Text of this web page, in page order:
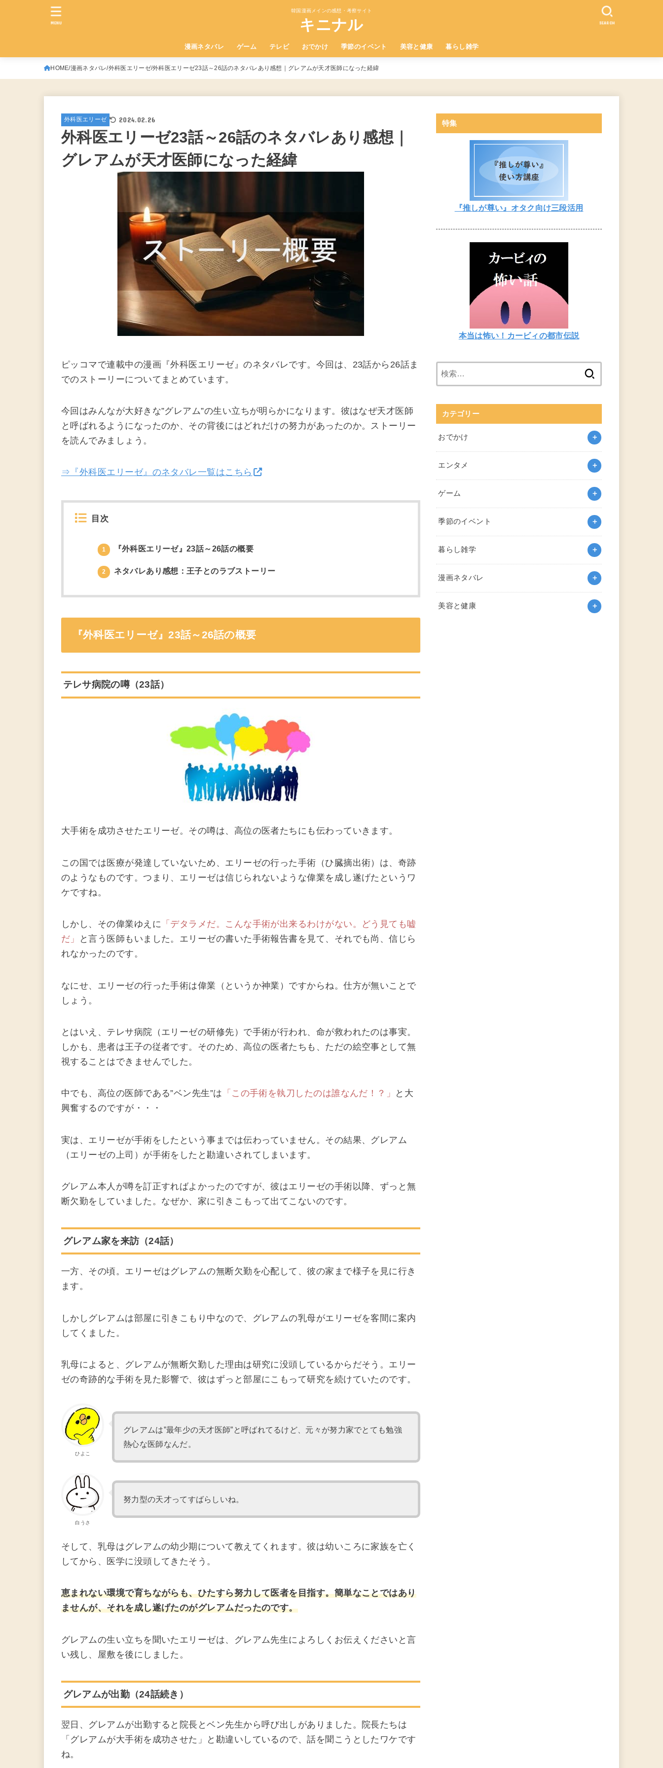
韓国漫画メインの感想・考察サイト
キニナル
漫画ネタバレ ゲーム テレビ おでかけ 季節のイベント 美容と健康 暮らし雑学
SEARCH
MENU
HOME 漫画ネタバレ 外科医エリーゼ 外科医エリーゼ23話～26話のネタバレあり感想｜グレアムが天才医師になった経緯
外科医エリーゼ 2024.02.26
外科医エリーゼ23話～26話のネタバレあり感想｜
グレアムが天才医師になった経緯
ピッコマで連載中の漫画『外科医エリーゼ』のネタバレです。今回は、23話から26話ま
でのストーリーについてまとめています。
今回はみんなが大好きな”グレアム”の生い立ちが明らかになります。彼はなぜ天才医師
と呼ばれるようになったのか、その背後にはどれだけの努力があったのか。ストーリー
を読んでみましょう。
⇒『外科医エリーゼ』のネタバレ一覧はこちら
目次
1 『外科医エリーゼ』23話～26話の概要
2 ネタバレあり感想：王子とのラブストーリー
『外科医エリーゼ』23話～26話の概要
テレサ病院の噂（23話）
大手術を成功させたエリーゼ。その噂は、高位の医者たちにも伝わっていきます。
この国では医療が発達していないため、エリーゼの行った手術（ひ臓摘出術）は、奇跡
のようなものです。つまり、エリーゼは信じられないような偉業を成し遂げたというワ
ケですね。
しかし、その偉業ゆえに 「デタラメだ。こんな手術が出来るわけがない。どう見ても嘘
だ」
と言う医師もいました。エリーゼの書いた手術報告書を見て、それでも尚、信じら
れなかったのです。
なにせ、エリーゼの行った手術は偉業（というか神業）ですからね。仕方が無いことで
しょう。
とはいえ、テレサ病院（エリーゼの研修先）で手術が行われ、命が救われたのは事実。
しかも、患者は王子の従者です。そのため、高位の医者たちも、ただの絵空事として無
視することはできませんでした。
中でも、高位の医師である”ベン先生”は 「この手術を執刀したのは誰なんだ！？」
と大
興奮するのですが・・・
実は、エリーゼが手術をしたという事までは伝わっていません。その結果、グレアム
（エリーゼの上司）が手術をしたと勘違いされてしまいます。
グレアム本人が噂を訂正すればよかったのですが、彼はエリーゼの手術以降、ずっと無
断欠勤をしていました。なぜか、家に引きこもって出てこないのです。
グレアム家を来訪（24話）
一方、その頃。エリーゼはグレアムの無断欠勤を心配して、彼の家まで様子を見に行き
ます。
しかしグレアムは部屋に引きこもり中なので、グレアムの乳母がエリーゼを客間に案内
してくました。
乳母によると、グレアムが無断欠勤した理由は研究に没頭しているからだそう。エリー
ゼの奇跡的な手術を見た影響で、彼はずっと部屋にこもって研究を続けていたのです。
ひよこ
グレアムは”最年少の天才医師”と呼ばれてるけど、元々が努力家でとても勉強
熱心な医師なんだ。
白うさ
努力型の天才ってすばらしいね。
そして、乳母はグレアムの幼少期について教えてくれます。彼は幼いころに家族を亡く
してから、医学に没頭してきたそう。
恵まれない環境で育ちながらも、ひたすら努力して医者を目指す。簡単なことではあり
ませんが、それを成し遂げたのがグレアムだったのです。
グレアムの生い立ちを聞いたエリーゼは、グレアム先生によろしくお伝えくださいと言
い残し、屋敷を後にしました。
グレアムが出勤（24話続き）
翌日、グレアムが出勤すると院長とベン先生から呼び出しがありました。院長たちは
「グレアムが大手術を成功させた」と勘違いしているので、話を聞こうとしたワケです
ね。
特集
『推しが尊い』オタク向け三段活用
本当は怖い！カービィの都市伝説
カテゴリー
おでかけ
エンタメ
ゲーム
季節のイベント
暮らし雑学
漫画ネタバレ
美容と健康